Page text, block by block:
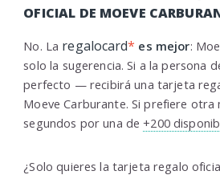
OFICIAL DE MOEVE
No. La regalocard* es mejor:
solo la sugerencia. Si a la persona
perfecto — recibirá una tarjeta
Moeve Carburante. Si prefiere otra
segundos por una de+200
¿Solo quieres la tarjeta regalo